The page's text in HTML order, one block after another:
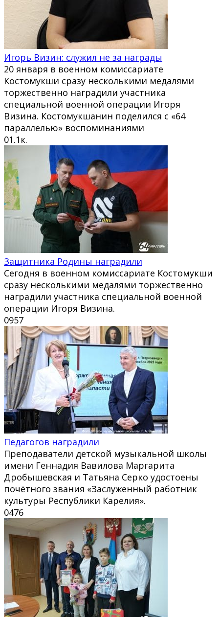
Игорь Визин: служил не за награды
20 января в военном комиссариате
Костомукши сразу несколькими медалями
торжественно наградили участника
специальной военной операции Игоря
Визина. Костомукшанин поделился с «64
параллелью» воспоминаниями
01.1к.
Защитника Родины наградили
Сегодня в военном комиссариате Костомукши
сразу несколькими медалями торжественно
наградили участника специальной военной
операции Игоря Визина.
0957
Педагогов наградили
Преподаватели детской музыкальной школы
имени Геннадия Вавилова Маргарита
Дробышевская и Татьяна Серко удостоены
почётного звания «Заслуженный работник
культуры Республики Карелия».
0476